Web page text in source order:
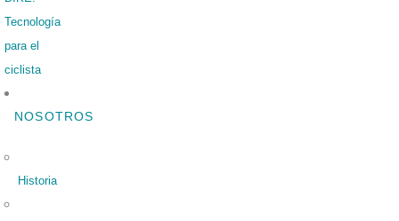
Tecnología
para el
ciclista
NOSOTROS
Historia